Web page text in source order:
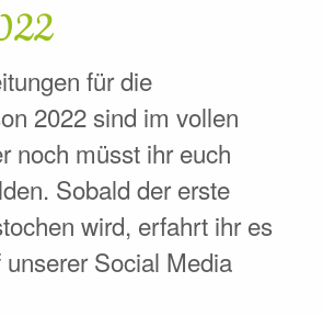
für die
2022 sind im vollen
noch müsst ihr euch
Sobald der erste
wird, erfahrt ihr es
unserer Social Media